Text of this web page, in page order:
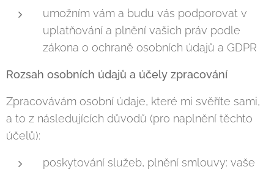
umožním vám a budu vás podporovat v
uplatňování a plnění vašich práv podle
zákona o ochraně osobních údajů a GDPR
Rozsah osobních údajů a účely zpracování
Zpracovávám osobní údaje, které mi svěříte sami,
a to z následujících důvodů (pro naplnění těchto
účelů):
poskytování služeb, plnění smlouvy: vaše